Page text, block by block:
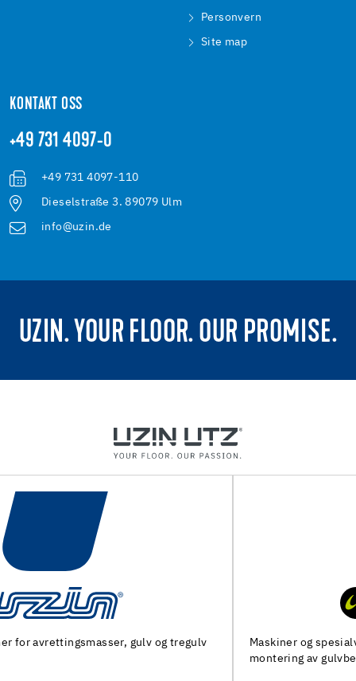
Personvern
Site map
KONTAKT OSS
+49 731 4097-0
+49 731 4097-110
Dieselstraße 3. 89079 Ulm
info@uzin.de
UZIN. YOUR FLOOR. OUR PROMISE.
Maskiner og spesialverktøy for forberedelse av underlag og